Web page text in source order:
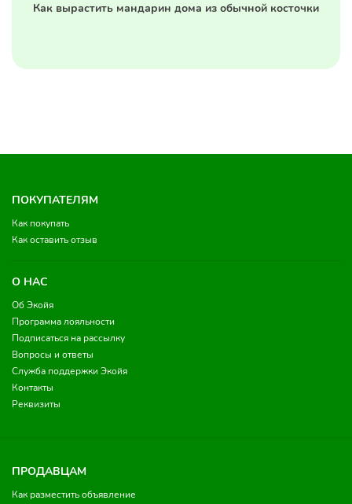
Как вырастить мандарин дома из обычной косточки
ПОКУПАТЕЛЯМ
Как покупать
Как оставить отзыв
О НАС
Об Экойя
Программа лояльности
Подписаться на рассылку
Вопросы и ответы
Служба поддержки Экойя
Контакты
Реквизиты
ПРОДАВЦАМ
Как разместить объявление